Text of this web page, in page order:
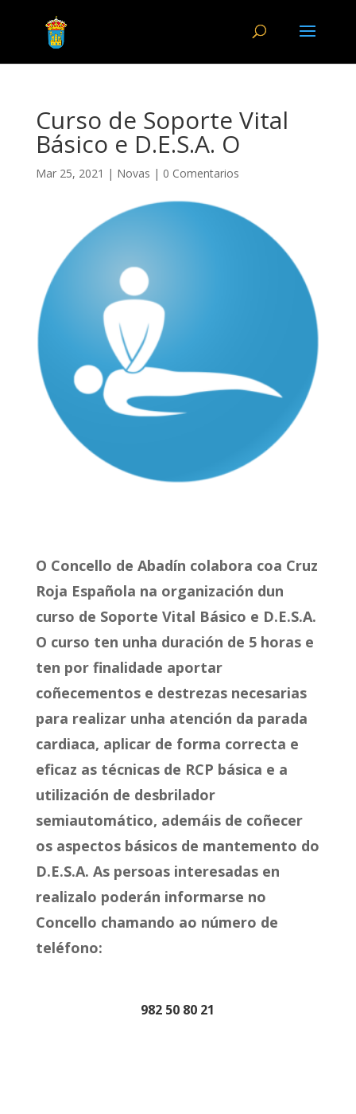
Curso de Soporte Vital
Básico e D.E.S.A. O
Mar 25, 2021 | Novas | 0 Comentarios
O Concello de Abadín colabora coa Cruz
Roja Española na organización dun
curso de Soporte Vital Básico e D.E.S.A.
O curso ten unha duración de 5 horas e
ten por finalidade aportar
coñecementos e destrezas necesarias
para realizar unha atención da parada
cardiaca, aplicar de forma correcta e
efi­caz as técnicas de RCP básica e a
utilización de des­brilador
semiautomático, ademáis de coñecer
os aspectos básicos de mantemento do
D.E.S.A. As persoas interesadas en
realizalo poderán informarse no
Concello chamando ao número de
teléfono:
982 50 80 21